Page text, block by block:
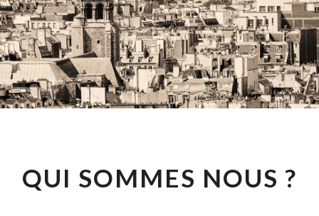
CONSEIL EN
INVESTISSEMENT
LOCATIF
GARANTIR L' ACQUISITION
QUI SOMMES NOUS ?